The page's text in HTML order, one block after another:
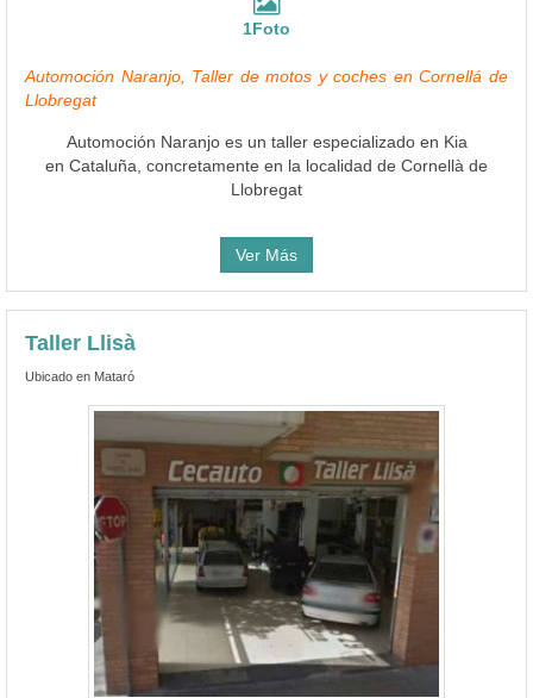
1Foto
Automoción Naranjo, Taller de motos y coches en Cornellá de
Llobregat
Automoción Naranjo es un taller especializado en Kia
en Cataluña, concretamente en la localidad de Cornellà de
Llobregat
Ver Más
Taller Llisà
Ubicado en Mataró